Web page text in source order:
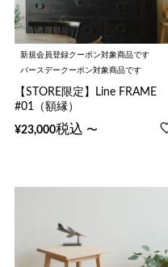
新規会員登録クーポン対象商品です
バースデークーポン対象商品です
【STORE限定】Line FRAME
#01（額縁）
¥23,000税込 〜